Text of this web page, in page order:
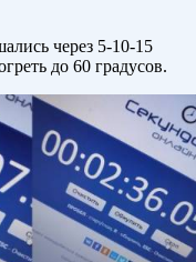
через 5-10-15
до 60 градусов.